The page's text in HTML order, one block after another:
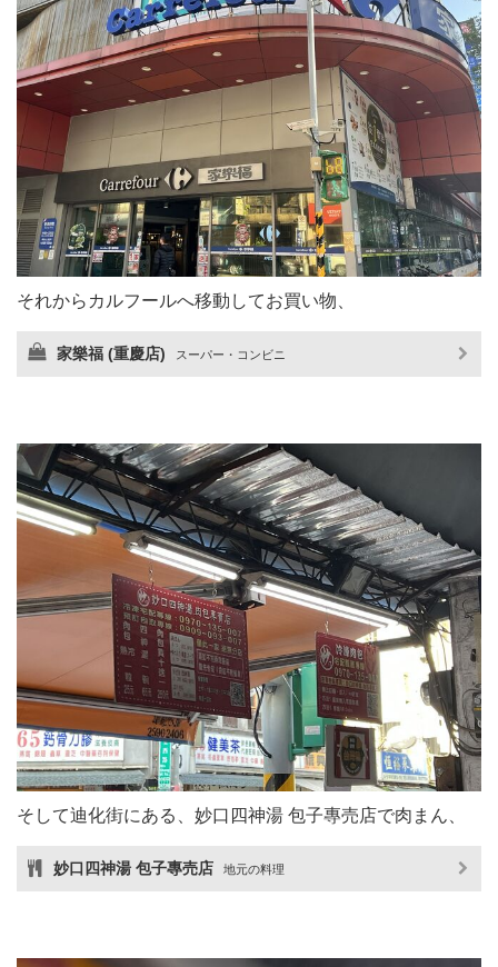
それからカルフールへ移動してお買い物、
家樂福 (重慶店) スーパー・コンビニ
そして迪化街にある、妙口四神湯 包子專売店で肉まん、
妙口四神湯 包子專売店 地元の料理